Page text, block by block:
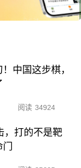
中国这步棋，
阅读 34924
，打的不是靶